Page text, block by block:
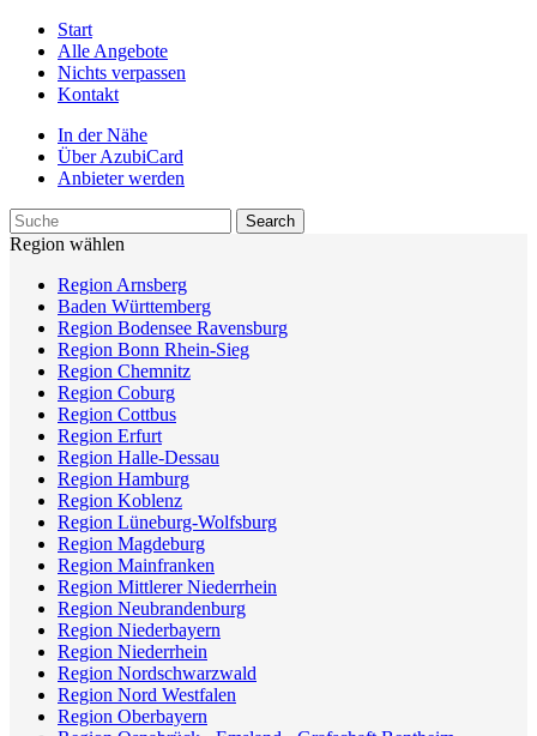
Start
Alle Angebote
Nichts verpassen
Kontakt
In der Nähe
Über AzubiCard
Anbieter werden
Region wählen
Region Arnsberg
Baden Württemberg
Region Bodensee Ravensburg
Region Bonn Rhein-Sieg
Region Chemnitz
Region Coburg
Region Cottbus
Region Erfurt
Region Halle-Dessau
Region Hamburg
Region Koblenz
Region Lüneburg-Wolfsburg
Region Magdeburg
Region Mainfranken
Region Mittlerer Niederrhein
Region Neubrandenburg
Region Niederbayern
Region Niederrhein
Region Nordschwarzwald
Region Nord Westfalen
Region Oberbayern